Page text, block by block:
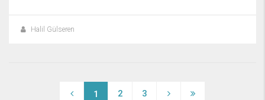
Halil Gülseren
1 2 3